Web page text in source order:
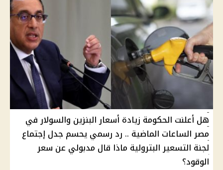
هل أعلنت الحكومة زيادة أسعار البنزين والسولار في
مصر الساعات الماضية .. رد رسمي يحسم جدل إجتماع
لجنة التسعير البترولية ماذا قال مدبولي عن سعر
الوقود؟